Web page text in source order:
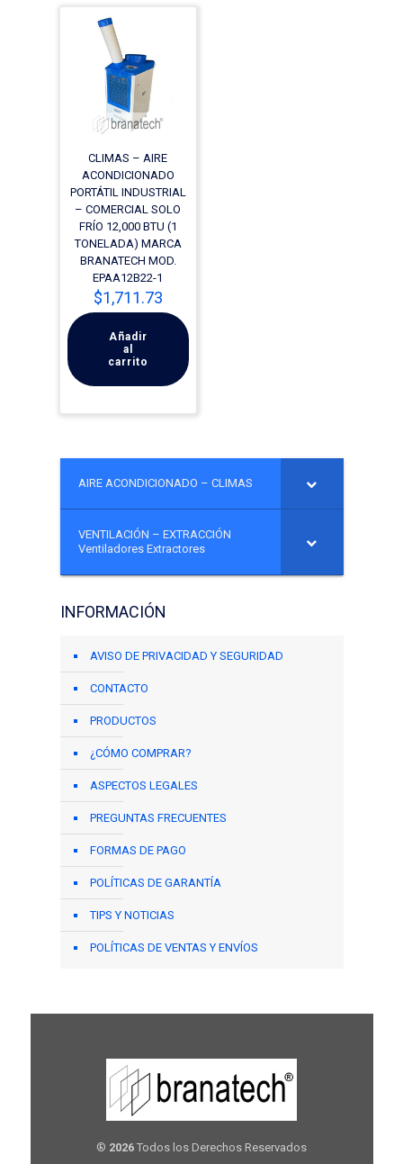
CLIMAS – AIRE
ACONDICIONADO
PORTÁTIL INDUSTRIAL
– COMERCIAL SOLO
FRÍO 12,000 BTU (1
TONELADA) MARCA
BRANATECH MOD.
EPAA12B22-1
$1,711.73
Añadir
al
carrito
AIRE ACONDICIONADO – CLIMAS
VENTILACIÓN – EXTRACCIÓN
Ventiladores Extractores
INFORMACIÓN
AVISO DE PRIVACIDAD Y SEGURIDAD
CONTACTO
PRODUCTOS
¿CÓMO COMPRAR?
ASPECTOS LEGALES
PREGUNTAS FRECUENTES
FORMAS DE PAGO
POLÍTICAS DE GARANTÍA
TIPS Y NOTICIAS
POLÍTICAS DE VENTAS Y ENVÍOS
® 2026 Todos los Derechos Reservados